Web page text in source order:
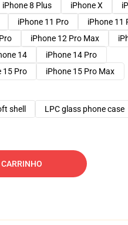
iPhone 8 Plus iPhone X
iPhone 11 Pro
iPhone 11
iPhone 12 Pro Max
14
iPhone 14 Pro
15 Pro
iPhone 15 Pro Max
shell LPC glass phone case